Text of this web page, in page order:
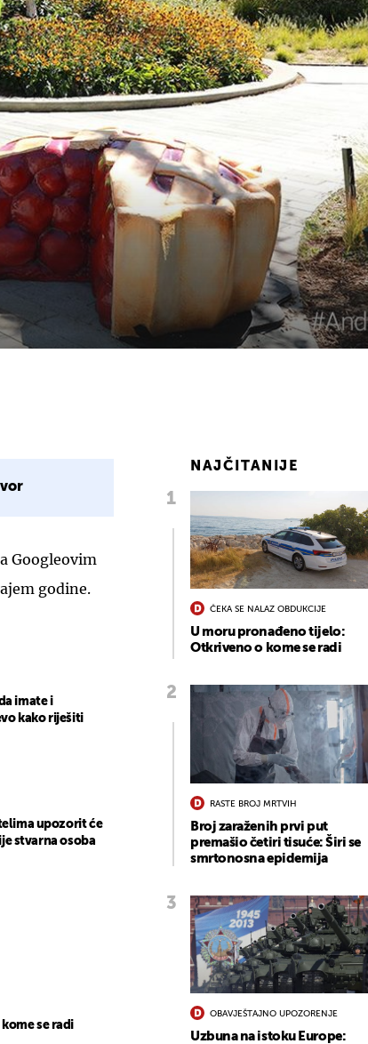
Googleovim
godine.
imate i
kako riješiti
upozorit će
stvarna osoba
se radi
NAJČITANIJE
ČEKA SE NALAZ OBDUKCIJE
U moru pronađeno tijelo:
Otkriveno o kome se radi
RASTE BROJ MRTVIH
Broj zaraženih prvi put
premašio četiri tisuće: Širi se
smrtonosna epidemija
OBAVJEŠTAJNO UPOZORENJE
Uzbuna na istoku Europe: